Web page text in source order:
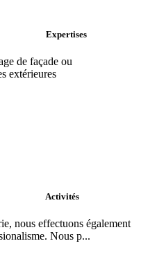
Expertises
de façade ou
extérieures
Activités
nous effectuons également
Nous p...